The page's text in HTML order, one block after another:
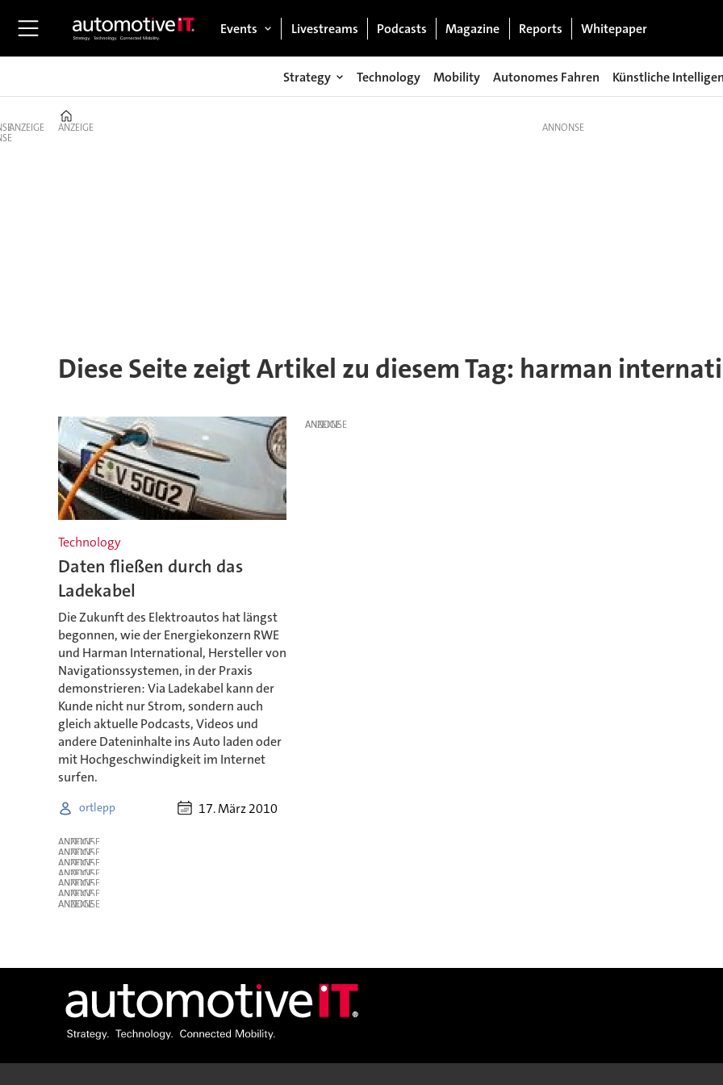
Events Livestreams Podcasts Magazine Reports Whitepaper
Strategy Technology Mobility Autonomes Fahren Künstliche
ANZEIGE ANZEIGE
Diese Seite zeigt Artikel zu diesem Tag: harman
Technology
Daten fließen durch das
Ladekabel
Die Zukunft des Elektroautos hat längst
begonnen, wie der Energiekonzern RWE
und Harman International, Hersteller von
Navigationssystemen, in der Praxis
demonstrieren: Via Ladekabel kann der
Kunde nicht nur Strom, sondern auch
gleich aktuelle Podcasts, Videos und
andere Dateninhalte ins Auto laden oder
mit Hochgeschwindigkeit im Internet
surfen.
ortlepp 17. März 2010
ANZEIGE
ANZEIGE
ANZEIGE
ANZEIGE
ANZEIGE
ANZEIGE
ANZEIGE
ANZEIGE